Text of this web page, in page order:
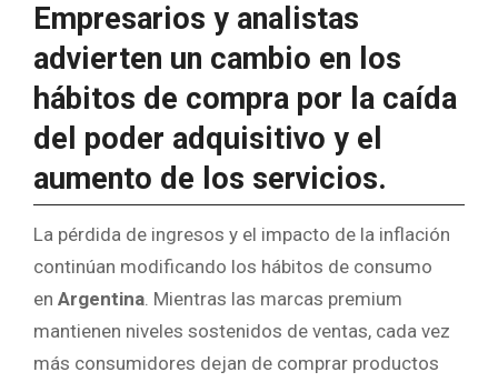
Empresarios y analistas
advierten un cambio en los
hábitos de compra por la caída
del poder adquisitivo y el
aumento de los servicios.
La pérdida de ingresos y el impacto de la inflación
continúan modificando los hábitos de consumo
en Argentina . Mientras las marcas premium
mantienen niveles sostenidos de ventas, cada vez
más consumidores dejan de comprar productos